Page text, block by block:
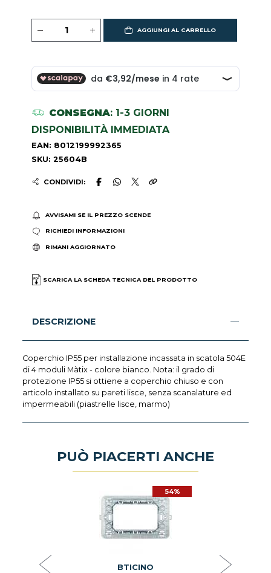
AGGIUNGI AL CARRELLO
CONSEGNA: 1-3 GIORNI
DISPONIBILITÀ IMMEDIATA
EAN: 8012199992365
SKU: 25604B
CONDIVIDI:
AVVISAMI SE IL PREZZO SCENDE
RICHIEDI INFORMAZIONI
RIMANI AGGIORNATO
SCARICA LA SCHEDA TECNICA DEL PRODOTTO
DESCRIZIONE
Coperchio IP55 per installazione incassata in scatola 504E
di 4 moduli Màtix - colore bianco. Nota: il grado di
protezione IP55 si ottiene a coperchio chiuso e con
articolo installato su pareti lisce, senza scanalature ed
impermeabili (piastrelle lisce, marmo)
PUÒ PIACERTI ANCHE
54%
BTICINO